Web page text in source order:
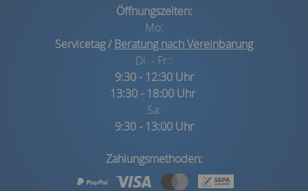
Öffnungszeiten:
Mo:
Servicetag /Beratung nach Vereinbarung
Di. - Fr.:
9:30 - 12:30 Uhr
13:30 - 18:00 Uhr
Sa:
9:30 - 13:00 Uhr
Zahlungsmethoden: